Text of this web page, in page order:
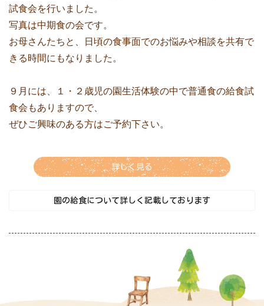
試食会を行いました。
写真は中期食の会です。
お母さんたちと、日頃の食事面でのお悩みや相談を共有で
きる時間にもなりました。
９月には、１・２歳児の園生活体験の中で普通食の給食試
食会もありますので、
ぜひご興味のある方はご予約下さい。
詳しく見る
園の給食について詳しく記載しております